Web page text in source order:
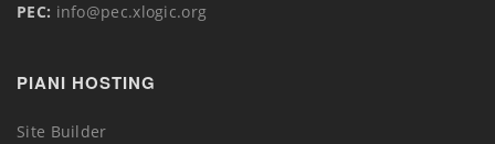
PEC: info@pec.xlogic.org
PIANI HOSTING
Site Builder